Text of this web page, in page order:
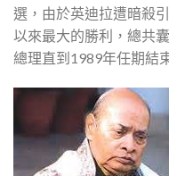
選，由於英迪拉遭暗殺
以來最大的勝利，總共
總理直到1989年任期結